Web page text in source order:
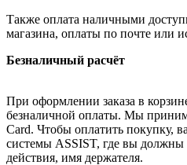
Также оплата наличными
магазина, оплаты по почте или
Безналичный расчёт
При оформлении заказа в
безналичной оплаты. Мы
Card. Чтобы оплатить покупку,
системы ASSIST, где вы должны
действия, имя держателя.